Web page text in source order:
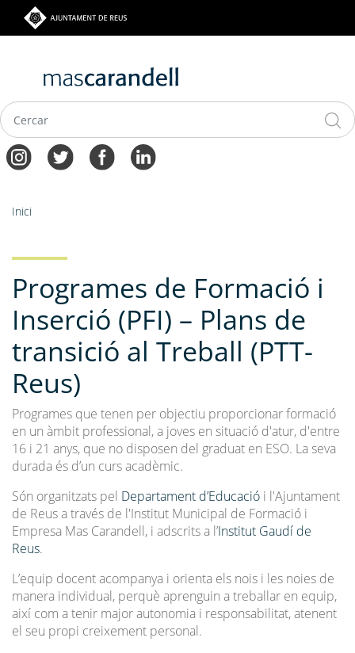
Navegació
Fil
Inici
Programes de Formació i
Inserció (PFI) – Plans de
transició al Treball (PTT-
Reus)
Programes que tenen per objectiu proporcionar formació
en un àmbit professional, a joves en situació d'atur, d'entre
16 i 21 anys, que no disposen del graduat en ESO. La seva
durada és d’un curs acadèmic.
Són organitzats pel Departament d’Educació i l'Ajuntament
de Reus a través de l'Institut Municipal de Formació i
Empresa Mas Carandell, i adscrits a l’Institut Gaudí de
Reus.
L’equip docent acompanya i orienta els nois i les noies de
manera individual, perquè aprenguin a treballar en equip,
així com a tenir major autonomia i responsabilitat, atenent
el seu propi creixement personal.